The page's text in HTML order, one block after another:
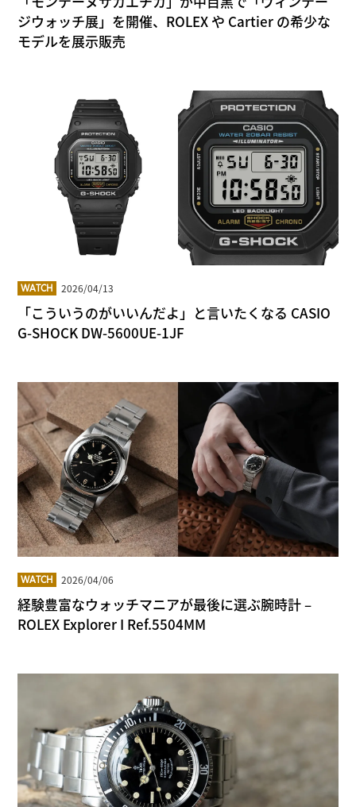
ジウォッチ展」を開催、ROLEX や Cartier の希少な
モデルを展示販売
WATCH 2026/04/13
「こういうのがいいんだよ」と言いたくなる CASIO
G-SHOCK DW-5600UE-1JF
WATCH 2026/04/06
経験豊富なウォッチマニアが最後に選ぶ腕時計 –
ROLEX Explorer I Ref.5504MM